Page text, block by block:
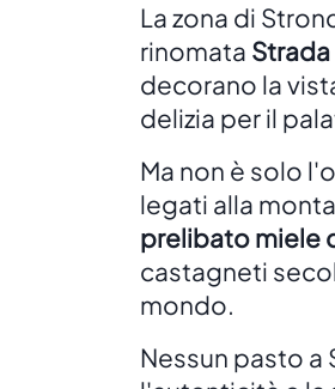
La zona di
rinomata
decorano la
delizia per il
Ma non è solo
legati alla
prelibato miele
castagneti
mondo.
Nessun pasto a